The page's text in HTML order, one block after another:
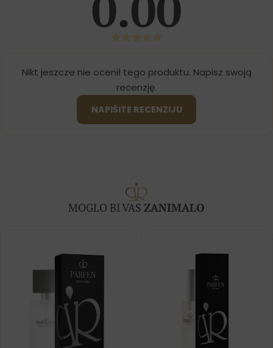
Nikt jeszcze nie ocenił tego produktu. Napisz swoją
recenzję.
NAPIŠITE RECENZIJU
MOGLO BI VAS ZANIMALO